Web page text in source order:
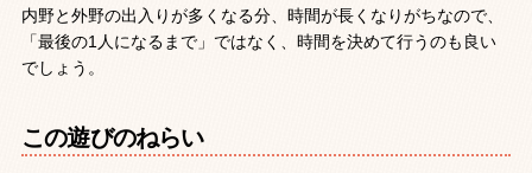
内野と外野の出入りが多くなる分、時間が長くなりがちなので、
「最後の1人になるまで」ではなく、時間を決めて行うのも良い
でしょう。
この遊びのねらい